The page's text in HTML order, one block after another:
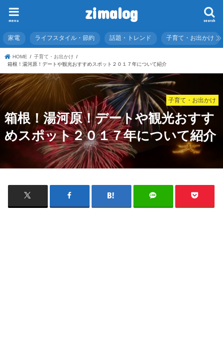
zimalog search
menu
家電 ライフスタイル・節約 話題・トレンド 子育て・お出かけ
HOME
子育て・お出かけ
箱根！湯河原！デートや観光おすすめスポット２０１７年について紹介
子育て・お出かけ
箱根！湯河原！デートや観光おすす
めスポット２０１７年について紹介